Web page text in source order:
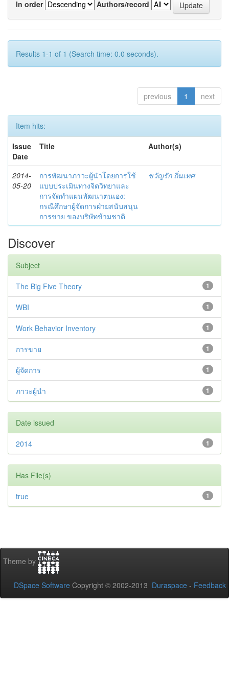
In order
Authors/record
Results 1-1 of 1 (Search time: 0.0 seconds).
previous 1 next
Item hits:
Issue
Date
Title Author(s)
2014-
05-20
การพัฒนาภาวะผู้นำโดยการใช้
แบบประเมินทางจิตวิทยาและ
การจัดทำแผนพัฒนาตนเอง:
กรณีศึกษาผู้จัดการฝ่ายสนับสนุน
การขาย ของบริษัทข้ามชาติ
ขวัญรัก ถิ่นเทศ
Discover
Subject
1
The Big Five Theory
1
WBI
1
Work Behavior Inventory
1
การขาย
1
ผู้จัดการ
1
ภาวะผู้นำ
Date issued
1
2014
Has File(s)
1
true
Theme by
DSpace Software Copyright © 2002-2013 Duraspace - Feedback